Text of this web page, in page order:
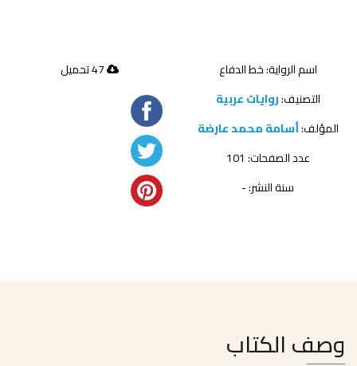
اسم الرواية: خط الدفاع
التصنيف:روايات عربية
المؤلف:أسامة محمد عارضة
عدد الصفحات: 101
سنة النشر: -
وصف الكتاب